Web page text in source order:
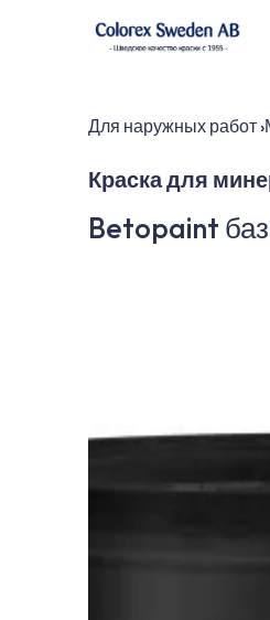
Для наружных работ›
Краска для
Betopaint